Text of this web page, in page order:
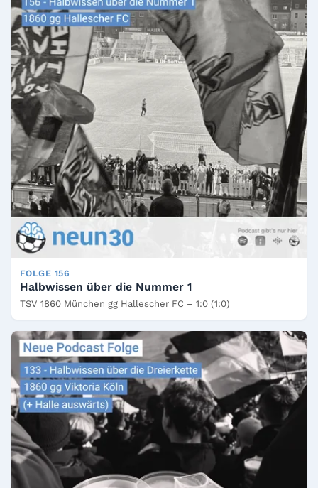
FOLGE 156
Halbwissen über die Nummer 1
TSV 1860 München gg Hallescher FC – 1:0 (1:0)